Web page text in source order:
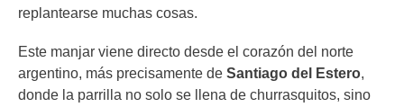
replantearse muchas cosas.
Este manjar viene directo desde el corazón del norte
argentino, más precisamente de Santiago del Estero,
donde la parrilla no solo se llena de churrasquitos, sino